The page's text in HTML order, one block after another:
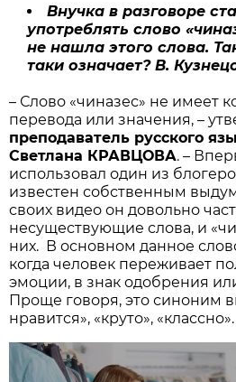
Внучка в разговоре
употреблять слово
не нашла этого слова.
таки означает? В.
– Слово «чиназес» не имеет
перевода или значения, –
преподаватель русского
Светлана КРАВЦОВА. –
использовал один из
известен собственным
своих видео он довольно
несуществующие слова, и
них. В основном данное
когда человек переживает
эмоции, в знак одобрения
Проще говоря, это синоним
нравится», «круто», «классно».